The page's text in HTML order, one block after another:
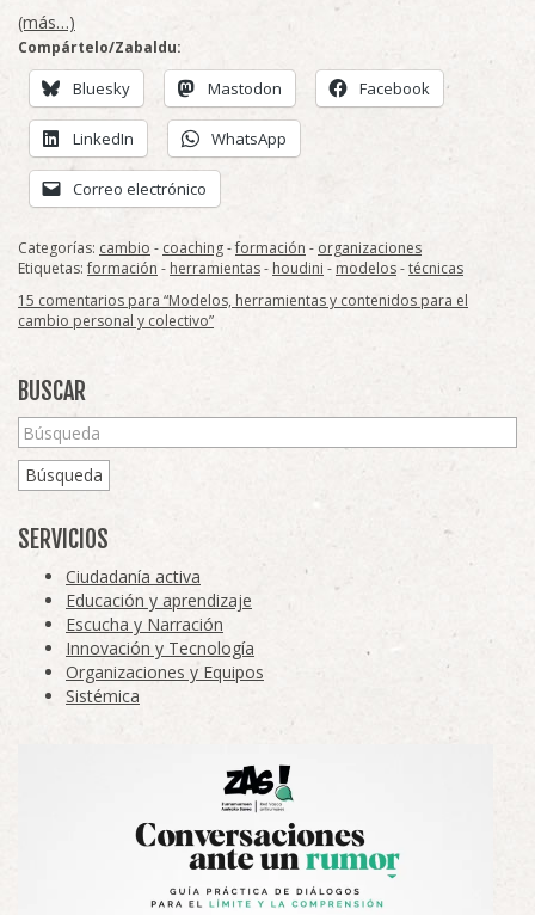
(más…)
Compártelo/Zabaldu:
Bluesky Mastodon Facebook
LinkedIn WhatsApp
Correo electrónico
Categorías: cambio - coaching-formación - organizaciones
Etiquetas:formación - herramientas- houdini - modelos-técnicas
15 comentarios para “Modelos, herramientas y contenidos para el
cambio personal y colectivo”
BUSCAR
Búsqueda
SERVICIOS
Ciudadanía activa
Educación y aprendizaje
Escucha y Narración
Innovación y Tecnología
Organizaciones y Equipos
Sistémica